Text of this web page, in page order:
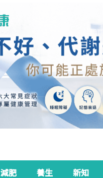
減肥 養生 新知